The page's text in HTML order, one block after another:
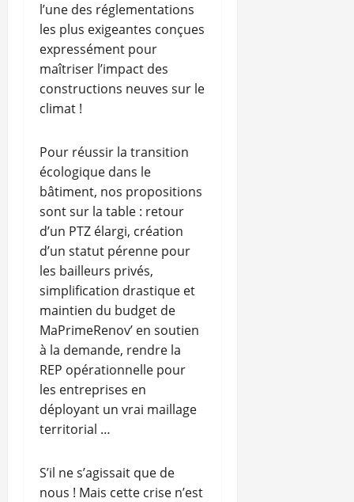
l’une des réglementations
les plus exigeantes conçues
expressément pour
maîtriser l’impact des
constructions neuves sur le
climat !
Pour réussir la transition
écologique dans le
bâtiment, nos propositions
sont sur la table : retour
d’un PTZ élargi, création
d’un statut pérenne pour
les bailleurs privés,
simplification drastique et
maintien du budget de
MaPrimeRenov’ en soutien
à la demande, rendre la
REP opérationnelle pour
les entreprises en
déployant un vrai maillage
territorial …
S’il ne s’agissait que de
nous ! Mais cette crise n’est